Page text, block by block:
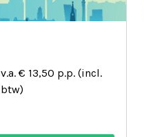
v.a. € 13,50 p.p. (incl.
btw)